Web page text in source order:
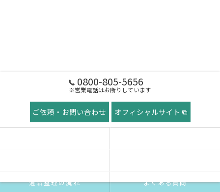
0800-805-5656
※営業電話はお断りしています
ご依頼・お問い合わせ オフィシャルサイト
遺品整理の流れ よくある質問